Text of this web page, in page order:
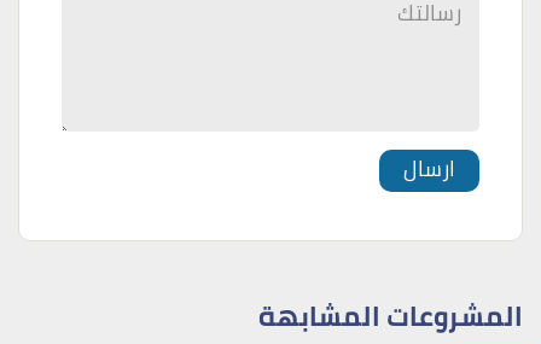
المشروعات المشابهة